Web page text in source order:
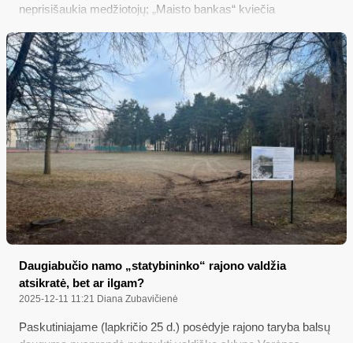
neprisišaukia medžiotojų; „Maisto bankas“ kviečia
Daugiabučio namo „statybininko“ rajono valdžia
atsikratė, bet ar ilgam?
2025-12-11 11:21 Diana Zubavičienė
Paskutiniajame (lapkričio 25 d.) posėdyje rajono taryba balsų